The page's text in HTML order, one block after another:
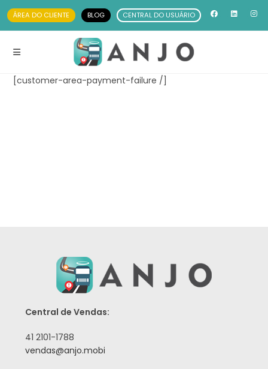
ÁREA DO CLIENTE BLOG CENTRAL DO USUÁRIO
[customer-area-payment-failure /]
Central de Vendas:
41 2101-1788
vendas@anjo.mobi